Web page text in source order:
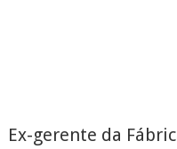
Ex-gerente da